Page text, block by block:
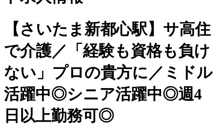
【さいたま新都心駅】サ高住
で介護／「経験も資格も負け
ない」プロの貴方に／ミドル
活躍中◎シニア活躍中◎週4
日以上勤務可◎